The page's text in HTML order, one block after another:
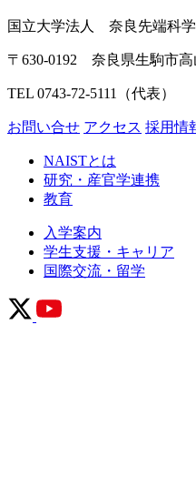
国立大学法人 奈良先端科
〒630-0192 奈良県生駒市高
TEL 0743-72-5111（代表）
お問い合せ アクセス 採用情
NAISTとは
研究・産官学連携
教育
入学案内
学生支援・キャリア
国際交流・留学